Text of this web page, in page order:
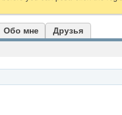
Обо мне Друзья